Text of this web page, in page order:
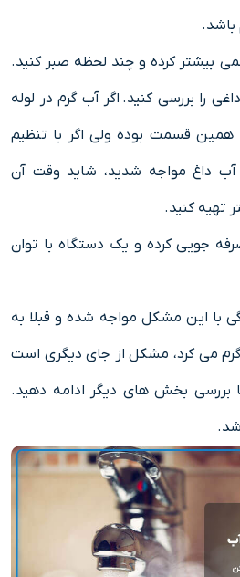
باشد.
بیشتر کرده و چند لحظه صبر کنید.
را بررسی کنید. اگر آب گرم در لوله
قسمت بوده ولی اگر با تنظیم
آب داغ مواجه شدید، شاید وقت آن
تهیه کنید.
جویی کرده و یک دستگاه با توان
با این مشکل مواجه شده و قبلا به
گرم می کرد، مشکل از جای دیگری است
بررسی بخش های دیگر ادامه دهید.